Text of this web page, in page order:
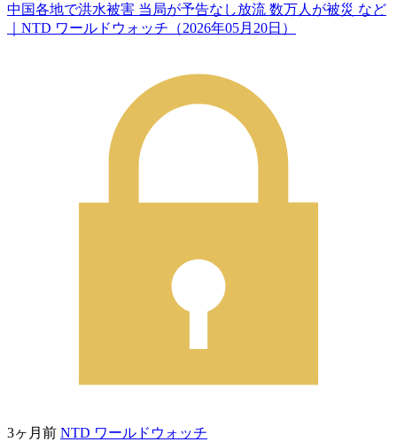
中国各地で洪水被害 当局が予告なし放流 数万人が被災 など
｜NTD ワールドウォッチ（2026年05月20日）
3ヶ月前 NTD ワールドウォッチ